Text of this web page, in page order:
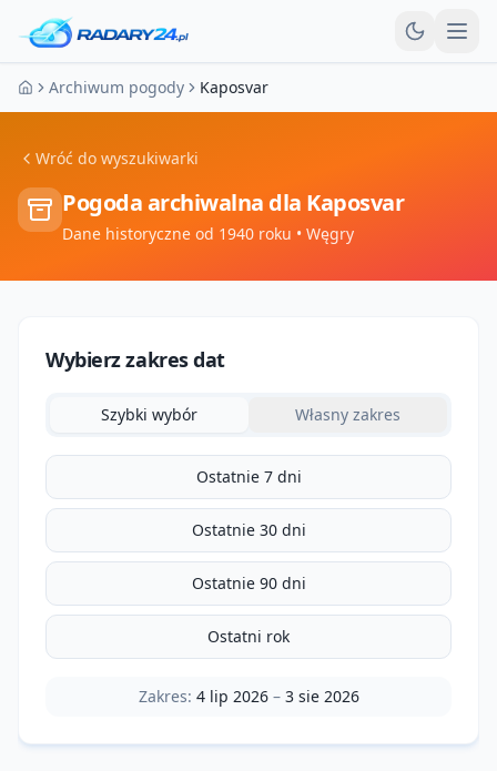
Strona główna
Archiwum pogody Kaposvar
Wróć do wyszukiwarki
Pogoda archiwalna dla Kaposvar
Dane historyczne od 1940 roku • Węgry
Wybierz zakres dat
Szybki wybór Własny zakres
Ostatnie 7 dni
Ostatnie 30 dni
Ostatnie 90 dni
Ostatni rok
Zakres: 4 lip 2026– 3 sie 2026